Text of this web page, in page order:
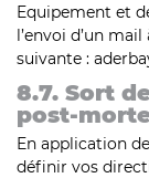
Equipement et
l’envoi d’un
suivante :
8.7. Sort
post-
En application
définir vos